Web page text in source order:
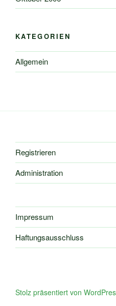
KATEGORIEN
Allgemein
Registrieren
Administration
Impressum
Haftungsausschluss
Stolz präsentiert von